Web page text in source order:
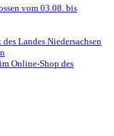
vom 03.08. bis
Landes Niedersachsen
Online-Shop des